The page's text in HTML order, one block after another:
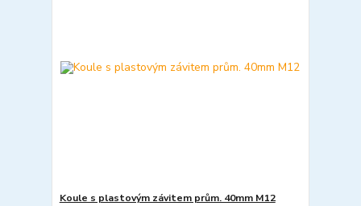
Koule s plastovým závitem prům. 40mm M12